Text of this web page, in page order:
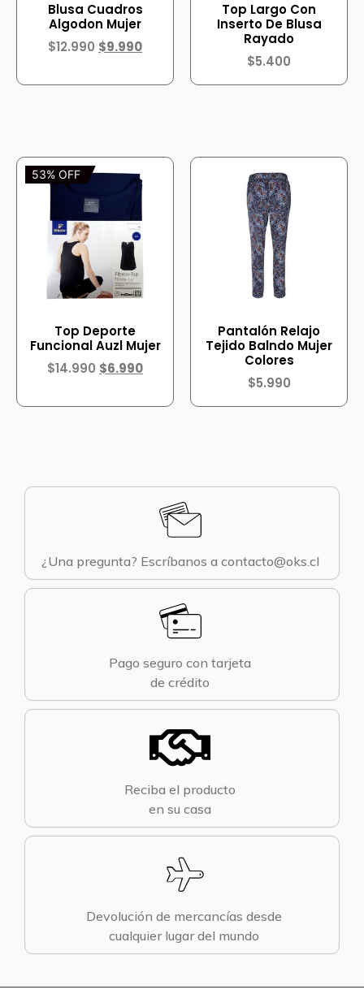
Blusa Cuadros
Algodon Mujer
$12.990 $9.990
Top Largo Con
Inserto De Blusa
Rayado
$5.400
53% OFF
Top Deporte
Funcional Auzl Mujer
$14.990 $6.990
Pantalón Relajo
Tejido Balndo Mujer
Colores
$5.990
¿Una pregunta? Escríbanos a contacto@oks.cl
Pago seguro con tarjeta
de crédito
Reciba el producto
en su casa
Devolución de mercancías desde
cualquier lugar del mundo